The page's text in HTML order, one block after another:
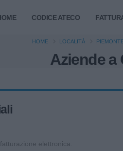
CODICE ATECO
Aziende a
HOME LOCALITÀ
elettronica.